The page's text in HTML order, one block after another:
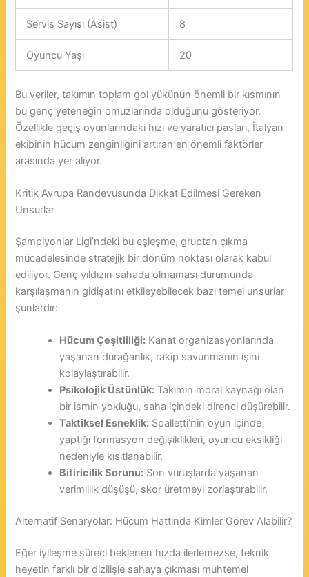
Servis Sayısı (Asist) 8
Oyuncu Yaşı 20
Bu veriler, takımın toplam gol yükünün önemli bir kısmının
bu genç yeteneğin omuzlarında olduğunu gösteriyor.
Özellikle geçiş oyunlarındaki hızı ve yaratıcı pasları, İtalyan
ekibinin hücum zenginliğini artıran en önemli faktörler
arasında yer alıyor.
Kritik Avrupa Randevusunda Dikkat Edilmesi Gereken
Unsurlar
Şampiyonlar Ligi’ndeki bu eşleşme, gruptan çıkma
mücadelesinde stratejik bir dönüm noktası olarak kabul
ediliyor. Genç yıldızın sahada olmaması durumunda
karşılaşmanın gidişatını etkileyebilecek bazı temel unsurlar
şunlardır:
Hücum Çeşitliliği: Kanat organizasyonlarında
yaşanan durağanlık, rakip savunmanın işini
kolaylaştırabilir.
Psikolojik Üstünlük: Takımın moral kaynağı olan
bir ismin yokluğu, saha içindeki direnci düşürebilir.
Taktiksel Esneklik: Spalletti’nin oyun içinde
yaptığı formasyon değişiklikleri, oyuncu eksikliği
nedeniyle kısıtlanabilir.
Bitiricilik Sorunu: Son vuruşlarda yaşanan
verimlilik düşüşü, skor üretmeyi zorlaştırabilir.
Alternatif Senaryolar: Hücum Hattında Kimler Görev Alabilir?
Eğer iyileşme süreci beklenen hızda ilerlemezse, teknik
heyetin farklı bir dizilişle sahaya çıkması muhtemel